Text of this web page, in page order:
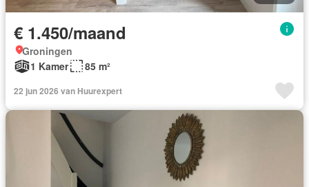
€ 1.450/maand
Groningen
1 Kamer
85 m²
22 jun 2026 van Huurexpert